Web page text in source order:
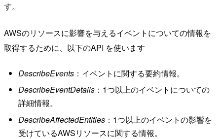
す。
AWSのリソースに影響を与えるイベントについての情報を
取得するために、以下のAPI を使います
DescribeEvents：イベントに関する要約情報。
DescribeEventDetails：1つ以上のイベントについての
詳細情報。
DescribeAffectedEntities：1つ以上のイベントの影響を
受けているAWSリソースに関する情報。